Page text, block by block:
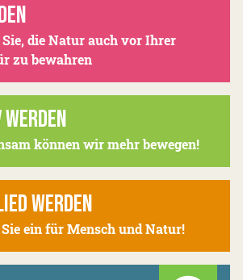
die Natur auch vor Ihrer
zu bewahren
können wir mehr bewegen!
WERDEN
ein für Mensch und Natur!